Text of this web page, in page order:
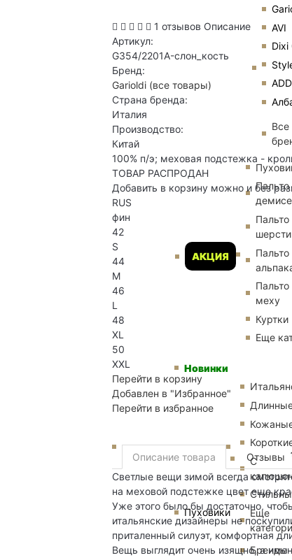
AVI
Dixi
ADD
Все
АКЦИЯ
Пальто
Пальто
шерсти
Пальто
Пальто
меху
Куртки
Еще
Новинки
Пуховики
С
Еще
Бренды
1 отзывов Описание
Артикул:
G354/2201A-слон_кость
Бренд:
Garioldi (все товары)
Страна бренда:
Италия
Производство:
Китай
100% п/э; меховая подстежка -
ТОВАР РАСПРОДАН
Добавить в корзину можно и без
RUS
фин
42
S
44
M
46
L
48
XL
50
XXL
Перейти в корзину
Добавлен в "Избранное"
Перейти в избранное
Описание товара Отзывы
Светлые вещи зимой всегда
на меховой подстежке цвет еще
Уже этого было бы достаточно,
итальянские дизайнеры не
приталенный силуэт, комфортная
Вещь выглядит очень изящно, а